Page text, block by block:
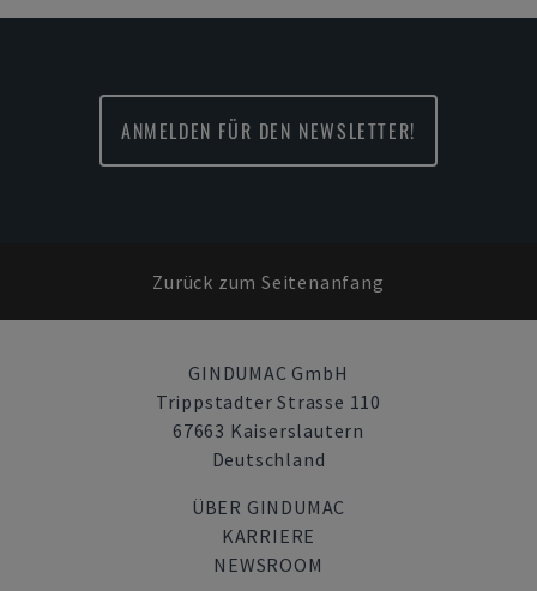
ANMELDEN FÜR DEN NEWSLETTER!
Zurück zum Seitenanfang
GINDUMAC GmbH
Trippstadter Strasse 110
67663 Kaiserslautern
Deutschland
ÜBER GINDUMAC
KARRIERE
NEWSROOM